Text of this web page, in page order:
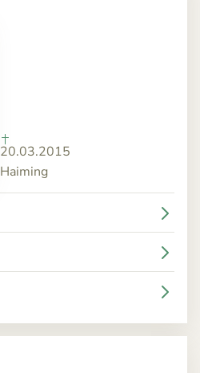
20.03.2015
Haiming